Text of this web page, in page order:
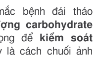
bệnh đái tháo
carbohydrate
để
kiểm soát
là cách chuối ảnh